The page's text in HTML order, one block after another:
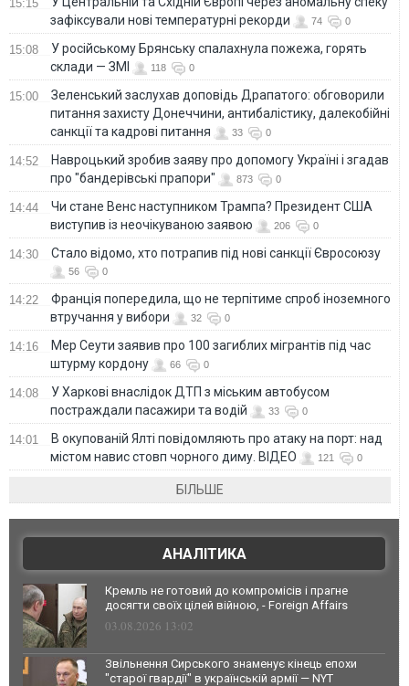
15:15
зафіксували нові температурні рекорди
74 0
15:08
У російському Брянську спалахнула пожежа, горять
склади — ЗМІ
118 0
15:00
Зеленський заслухав доповідь Драпатого: обговорили
питання захисту Донеччини, антибалістику, далекобійні
санкції та кадрові питання
33 0
14:52
Навроцький зробив заяву про допомогу Україні і згадав
про "бандерівські прапори"
873 0
14:44
Чи стане Венс наступником Трампа? Президент США
виступив із неочікуваною заявою
206 0
14:30 Стало відомо, хто потрапив під нові санкції Євросоюзу
56 0
14:22
Франція попередила, що не терпітиме спроб іноземного
втручання у вибори
32 0
14:16
Мер Сеути заявив про 100 загиблих мігрантів під час
штурму кордону
66 0
14:08
У Харкові внаслідок ДТП з міським автобусом
постраждали пасажири та водій
33 0
14:01
В окупованій Ялті повідомляють про атаку на порт: над
містом навис стовп чорного диму. ВІДЕО
121 0
БІЛЬШЕ
АНАЛІТИКА
Кремль не готовий до компромісів і прагне
досягти своїх цілей війною, - Foreign Affairs
03.08.2026 13:02
Звільнення Сирського знаменує кінець епохи
"старої гвардії" в українській армії — NYT